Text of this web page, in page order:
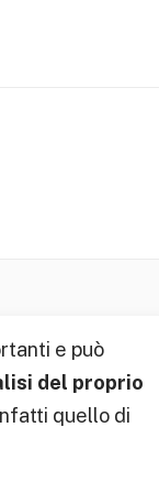
e può
del proprio
quello di